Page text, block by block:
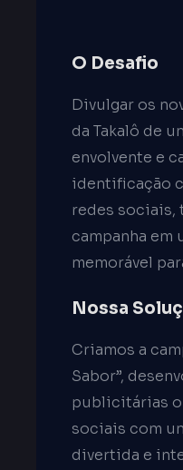
O Desafio
Divulgar os
da Takalô de
envolvente e
identificação
redes sociais,
campanha em
memorável
Nossa
Criamos a
Sabor”,
publicitárias
sociais com
divertida e